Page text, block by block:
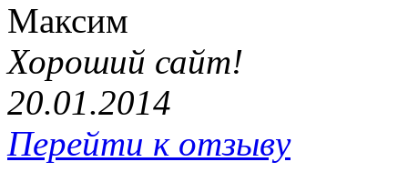
Максим
Хороший сайт!
20.01.2014
Перейти к отзыву